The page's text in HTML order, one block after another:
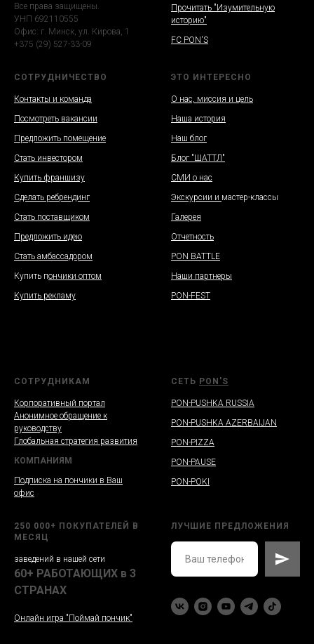
Все права защищены.
УНП 692110555
Офис: г. Минск, ул. Кирова, 1
+375 (29) 527-33-09
Прочитать "Изумительную
историю"
FC PON'S
СОТРУДНИЧЕСТВО
Контакты и команда
Посмотреть вакансии
Предложить помещение
Стать инвестором
Купить франшизу
Сделать ребрендинг
Стать поставщиком
Предложить идею
Стать амбассадором
Купить пончики оптом
Купить рекламу
ЭТО ИНТЕРЕСНО
О нас, миссия и цель
Наша история
Наш блог
Блог "ШАТТЛ"
СМИ о нас
Экскурсии и мастер-классы
Галерея
Отчетность
PON BATTLE
Наши партнеры
PON-FEST
СОТРУДНИКАМ
Корпоративный портал
Анонимное обращение к
руководству
Глобальная стратегия развития
КОМПАНИЯМ
Подписка на пончики в Ваш
офис
СЕТЬ PON'S
PON-PUSHKA RUSSIA
PON-PUSHKA AZERBAIJAN
PON-PIZZA
PON-PAUSE
PON-POKI
250 000+ ПОКУПАТЕЛЕЙ В
МЕСЯЦ
заведений в нашей сети
60+ РАБОТАЮЩИХ в 3
СТРАНАХ
Онлайн игра "Поймай пончик"
ЛУЧШИЕ ПРЕДЛОЖЕНИЯ